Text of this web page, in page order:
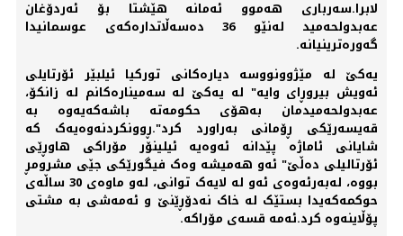
لابرا.سەرباری ھەموو ئەمانە ھێشتا بۆ ئەردۆغان
عەبدولحەمید لەنێو 36 دەسەڵاتدارەکەی عوسمانیدا
گەورەترینیانە.
یەکێ لە مێژوونووسە دیارەکانی تورکیا ئیلبێر ئۆرتایلی
ئەویش بیروڕای وایە" لە یەکێ لە سەمینارەکانم لە زانکۆ،
عەبدولحەمیدمان بەھۆی حکومەتە باشەکەیەوە بە
قەیسەرێکی ڕۆمانی بەراورد کرد".ڕوونکردنەوەیەک کە
شایانی ئاماژە پێدانە ئەوەیە ئیلینۆر مۆراکی ھاوڕێی
ئۆرتالیلی دەڵێ" ئەو ھەمیشە وەک فیگورێکی جێی مشرومڕ
بووە، لەبەرئەوەی ئەو لە لایەک توانی، لەو ماوەی 30 ساڵەی
حوکمەکەیدا بستێک لە خاک نەدۆڕێنێ و ئەمەشی بە مشتی
پۆڵاینەوە کرد.ئەمە قسەی مۆراکە.